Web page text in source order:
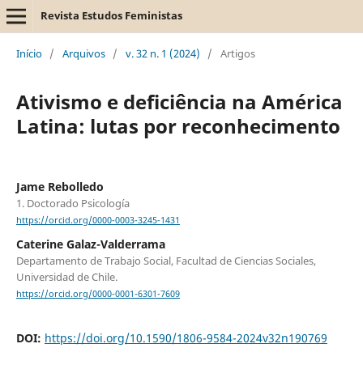
Revista Estudos Feministas
Início / Arquivos / v. 32 n. 1 (2024) / Artigos
Ativismo e deficiência na América
Latina: lutas por reconhecimento
Jame Rebolledo
1. Doctorado Psicología
https://orcid.org/0000-0003-3245-1431
Caterine Galaz-Valderrama
Departamento de Trabajo Social, Facultad de Ciencias Sociales,
Universidad de Chile.
https://orcid.org/0000-0001-6301-7609
DOI: https://doi.org/10.1590/1806-9584-2024v32n190769